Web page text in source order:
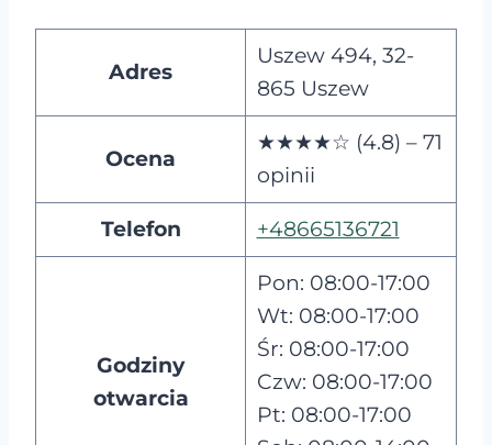
Adres
Uszew 494, 32-
865 Uszew
Ocena
★★★★☆ (4.8) – 71
opinii
Telefon +48665136721
Godziny
otwarcia
Pon: 08:00-17:00
Wt: 08:00-17:00
Śr: 08:00-17:00
Czw: 08:00-17:00
Pt: 08:00-17:00